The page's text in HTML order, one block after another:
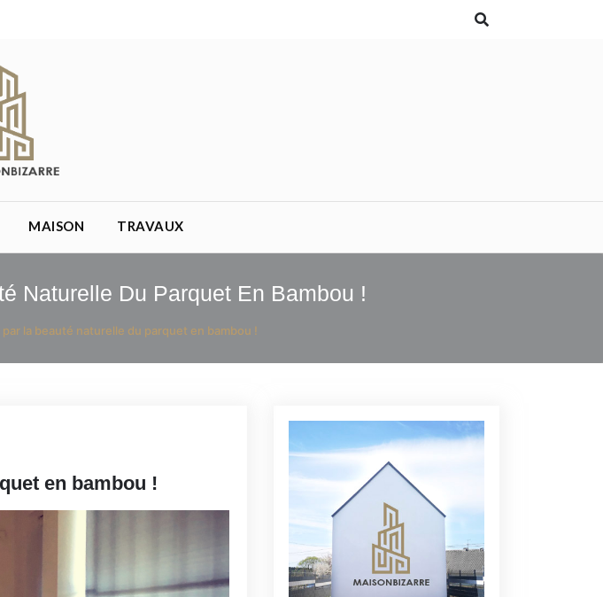
MAISON TRAVAUX
Naturelle Du Parquet En Bambou !
la beauté naturelle du parquet en bambou !
en bambou !